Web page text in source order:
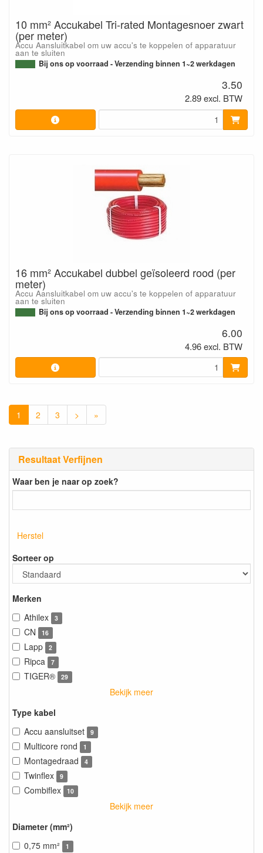
Resultaat Verfijnen
Waar ben je naar op zoek?
Herstel
Sorteer op
Merken
Athilex
3
CN 16
Lapp 2
Ripca 7
TIGER® 29
Bekijk meer
Type kabel
Accu aansluitset
9
Multicore rond 1
Montagedraad 4
Twinflex 9
Combiflex 10
Bekijk meer
Diameter (mm²)
0,75 mm²
1
10 mm² Accukabel Tri-rated Montagesnoer zwart
(per meter)
Accu Aansluitkabel om uw accu's te koppelen of apparatuur
aan te sluiten
Bij ons op voorraad - Verzending binnen 1~2 werkdagen
3.50
2.89 excl. BTW
16 mm² Accukabel dubbel geïsoleerd rood (per
meter)
Accu Aansluitkabel om uw accu's te koppelen of apparatuur
aan te sluiten
Bij ons op voorraad - Verzending binnen 1~2 werkdagen
6.00
4.96 excl. BTW
1 2 3 > »